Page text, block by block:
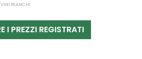
VINI BIANCHI
I PREZZI REGISTRATI